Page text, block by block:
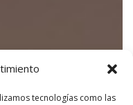
tecnologías como las